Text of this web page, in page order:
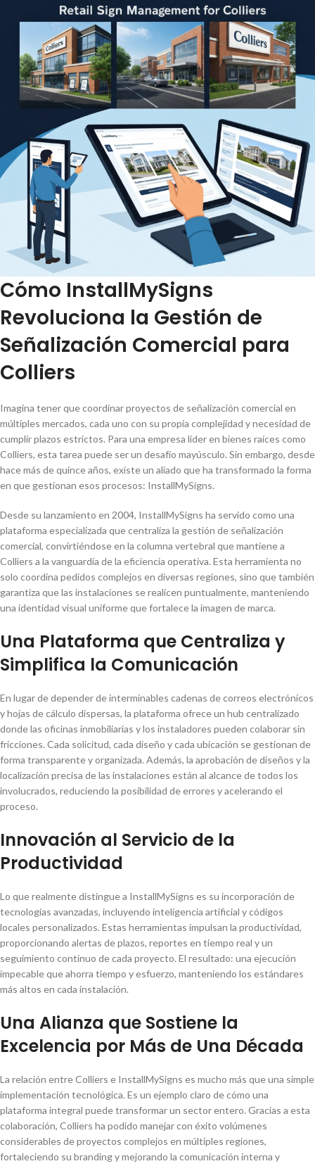
Cómo InstallMySigns
Revoluciona la Gestión de
Señalización Comercial para
Colliers
Imagina tener que coordinar proyectos de señalización comercial en
múltiples mercados, cada uno con su propia complejidad y necesidad de
cumplir plazos estrictos. Para una empresa líder en bienes raíces como
Colliers, esta tarea puede ser un desafío mayúsculo. Sin embargo, desde
hace más de quince años, existe un aliado que ha transformado la forma
en que gestionan esos procesos: InstallMySigns.
Desde su lanzamiento en 2004, InstallMySigns ha servido como una
plataforma especializada que centraliza la gestión de señalización
comercial, convirtiéndose en la columna vertebral que mantiene a
Colliers a la vanguardia de la eficiencia operativa. Esta herramienta no
solo coordina pedidos complejos en diversas regiones, sino que también
garantiza que las instalaciones se realicen puntualmente, manteniendo
una identidad visual uniforme que fortalece la imagen de marca.
Una Plataforma que Centraliza y
Simplifica la Comunicación
En lugar de depender de interminables cadenas de correos electrónicos
y hojas de cálculo dispersas, la plataforma ofrece un hub centralizado
donde las oficinas inmobiliarias y los instaladores pueden colaborar sin
fricciones. Cada solicitud, cada diseño y cada ubicación se gestionan de
forma transparente y organizada. Además, la aprobación de diseños y la
localización precisa de las instalaciones están al alcance de todos los
involucrados, reduciendo la posibilidad de errores y acelerando el
proceso.
Innovación al Servicio de la
Productividad
Lo que realmente distingue a InstallMySigns es su incorporación de
tecnologías avanzadas, incluyendo inteligencia artificial y códigos
locales personalizados. Estas herramientas impulsan la productividad,
proporcionando alertas de plazos, reportes en tiempo real y un
seguimiento continuo de cada proyecto. El resultado: una ejecución
impecable que ahorra tiempo y esfuerzo, manteniendo los estándares
más altos en cada instalación.
Una Alianza que Sostiene la
Excelencia por Más de Una Década
La relación entre Colliers e InstallMySigns es mucho más que una simple
implementación tecnológica. Es un ejemplo claro de cómo una
plataforma integral puede transformar un sector entero. Gracias a esta
colaboración, Colliers ha podido manejar con éxito volúmenes
considerables de proyectos complejos en múltiples regiones,
fortaleciendo su branding y mejorando la comunicación interna y